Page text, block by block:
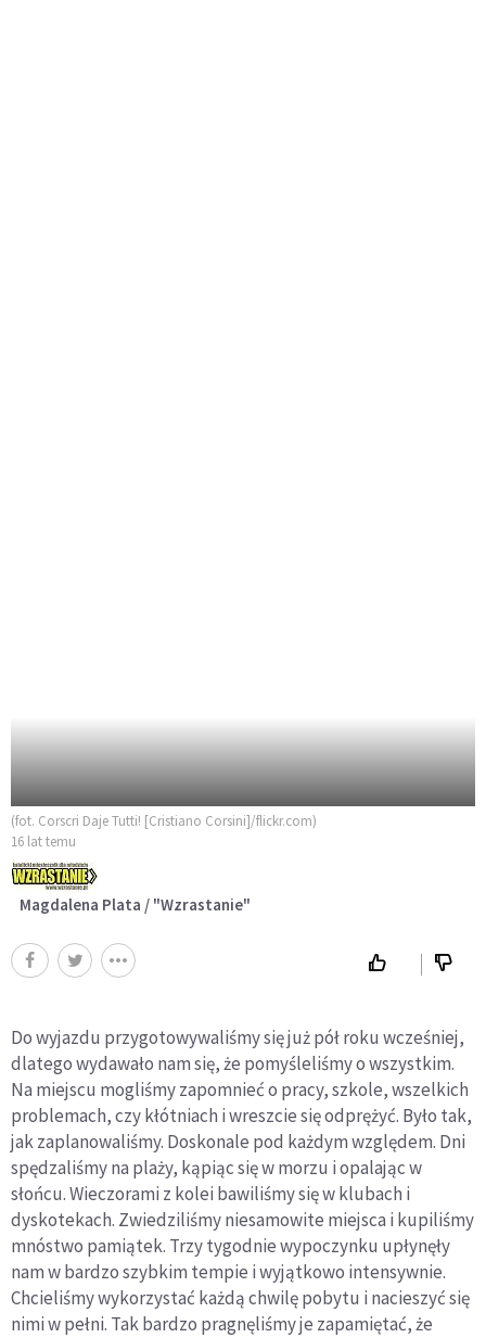
(fot. Corscri Daje Tutti! [Cristiano Corsini]/flickr.com)
16 lat temu
Magdalena Plata / "Wzrastanie"
Do wyjazdu przygotowywaliśmy się już pół roku wcześniej,
dlatego wydawało nam się, że pomyśleliśmy o wszystkim.
Na miejscu mogliśmy zapomnieć o pracy, szkole, wszelkich
problemach, czy kłótniach i wreszcie się odprężyć. Było tak,
jak zaplanowaliśmy. Doskonale pod każdym względem. Dni
spędzaliśmy na plaży, kąpiąc się w morzu i opalając w
słońcu. Wieczorami z kolei bawiliśmy się w klubach i
dyskotekach. Zwiedziliśmy niesamowite miejsca i kupiliśmy
mnóstwo pamiątek. Trzy tygodnie wypoczynku upłynęły
nam w bardzo szybkim tempie i wyjątkowo intensywnie.
Chcieliśmy wykorzystać każdą chwilę pobytu i nacieszyć się
nimi w pełni. Tak bardzo pragnęliśmy je zapamiętać, że